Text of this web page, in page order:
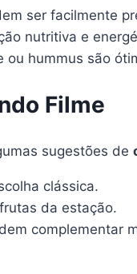
ser facilmente
nutritiva e
hummus são
Filme
sugestões de
clássica.
da estação.
complementar